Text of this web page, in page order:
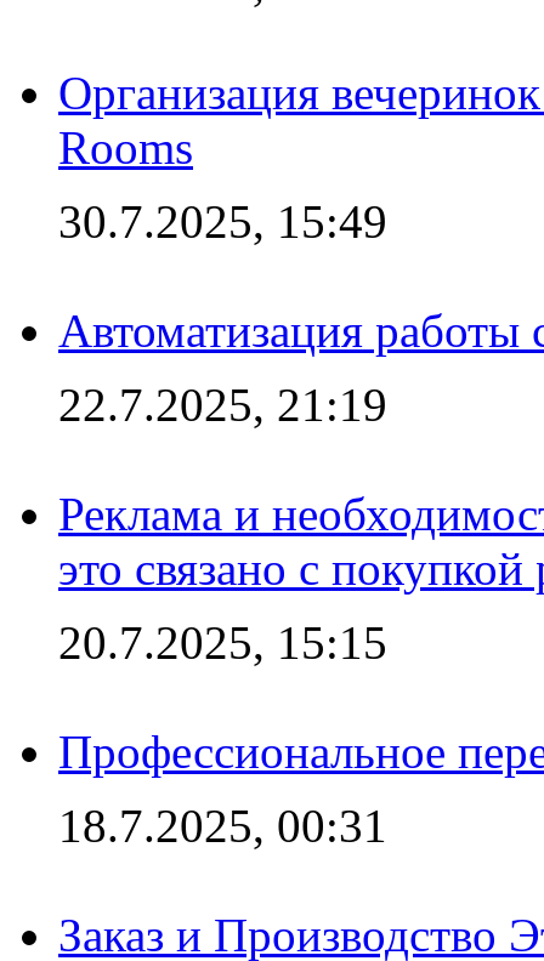
Организация
Rooms
30.7.2025, 15:49
Автоматизация работы
22.7.2025, 21:19
Реклама и
это связано с покупкой
20.7.2025, 15:15
Профессиональное
18.7.2025, 00:31
Заказ и Производство